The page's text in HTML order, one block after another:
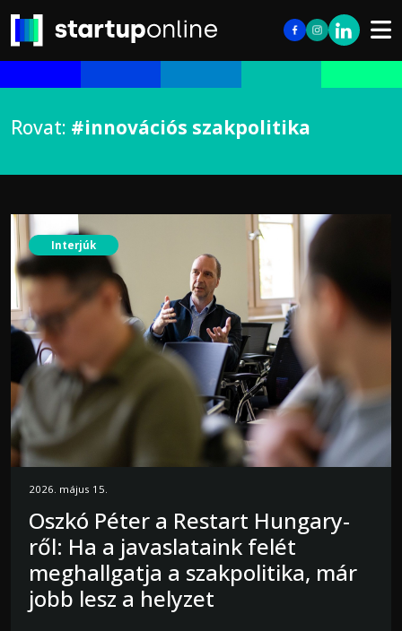
Rovat: #innovációs szakpolitika
Interjúk
2026. május 15.
Oszkó Péter a Restart Hungary-
ről: Ha a javaslataink felét
meghallgatja a szakpolitika, már
jobb lesz a helyzet